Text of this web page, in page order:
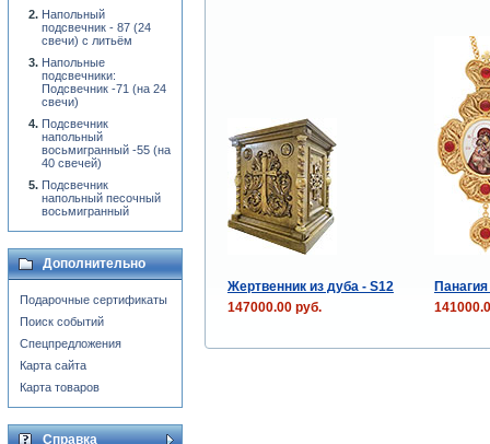
Жертвенник из дуба - S12
147000.00 руб.
Напольный
подсвечник - 87 (24
свечи) с литьём
Напольные
подсвечники:
Подсвечник -71 (на 24
свечи)
Подсвечник
напольный
восьмигранный -55 (на
40 свечей)
Подсвечник
напольный песочный
восьмигранный
Дополнительно
Подарочные сертификаты
Поиск событий
Спецпредложения
Карта сайта
Карта товаров
Справка